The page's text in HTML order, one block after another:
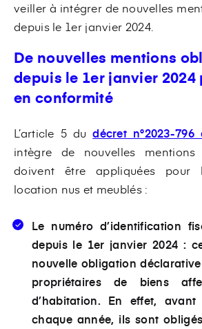
veiller à intégrer de nouvelles
depuis le 1er janvier 2024.
De nouvelles mentions
depuis le 1er janvier 2024
en conformité
L’article 5 dudécret n°2023-
intègre de nouvelles
doivent être appliquées pour
location nus et meublés :
Le numéro d’identification
depuis le 1er janvier 2024 :
nouvelle obligation
propriétaires de biens
d’habitation. En effet,
chaque année, ils sont